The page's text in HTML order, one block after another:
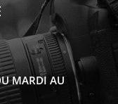
MARDI AU